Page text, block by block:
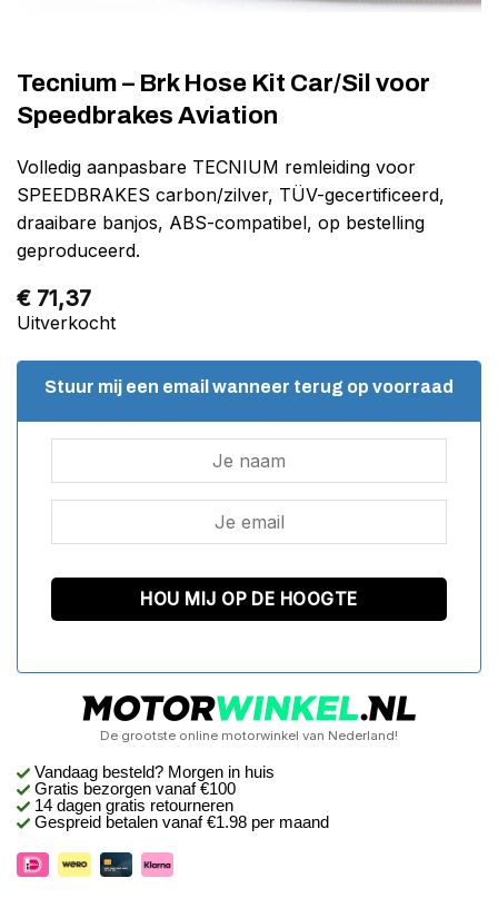
Tecnium – Brk Hose Kit Car/Sil voor
Speedbrakes Aviation
Volledig aanpasbare TECNIUM remleiding voor
SPEEDBRAKES carbon/zilver, TÜV-gecertificeerd,
draaibare banjos, ABS-compatibel, op bestelling
geproduceerd.
€ 71,37
Uitverkocht
Stuur mij een email wanneer terug op voorraad
De grootste online motorwinkel van Nederland!
Vandaag besteld? Morgen in huis
Gratis bezorgen vanaf €100
14 dagen gratis retourneren
Gespreid betalen vanaf €1.98 per maand